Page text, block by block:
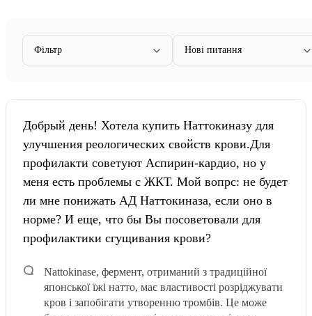
Фільтр Нові питання
Добрый день! Хотела купить Наттокиназу для
улучшения реологических свойств крови.Для
профилакти советуют Аспирин-кардио, но у
меня есть проблемы с ЖКТ. Мой вопрс: не будет
ли мне понижать АД Наттокиназа, если оно в
норме? И еще, что бы Вы посоветовали для
профилактики сгущивания крови?
Nattokinase, фермент, отриманий з традиційної
японської їжі натто, має властивості розріджувати
кров і запобігати утворенню тромбів. Це може